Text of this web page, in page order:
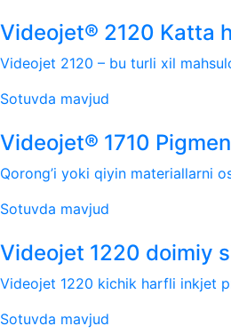
Videojet® 2120 Katta
Videojet 2120 – bu turli xil
Sotuvda mavjud
Videojet® 1710
Qorong’i yoki qiyin materiallarni
Sotuvda mavjud
Videojet 1220 doimiy
Videojet 1220 kichik harfli inkjet
Sotuvda mavjud